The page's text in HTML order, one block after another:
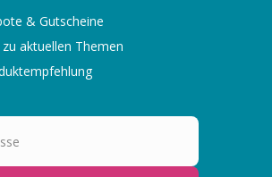
& Gutscheine
aktuellen Themen